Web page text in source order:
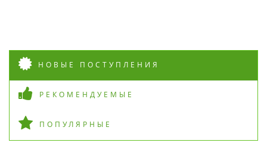
НОВЫЕ ПОСТУПЛЕНИЯ
РЕКОМЕНДУЕМЫЕ
ПОПУЛЯРНЫЕ